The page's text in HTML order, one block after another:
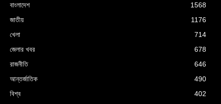
বাংলাদেশ
1568
জাতীয়
1176
খেলা
714
জেলার খবর
678
রাজনীতি
646
আন্তর্জাতিক
490
বিশ্ব
402